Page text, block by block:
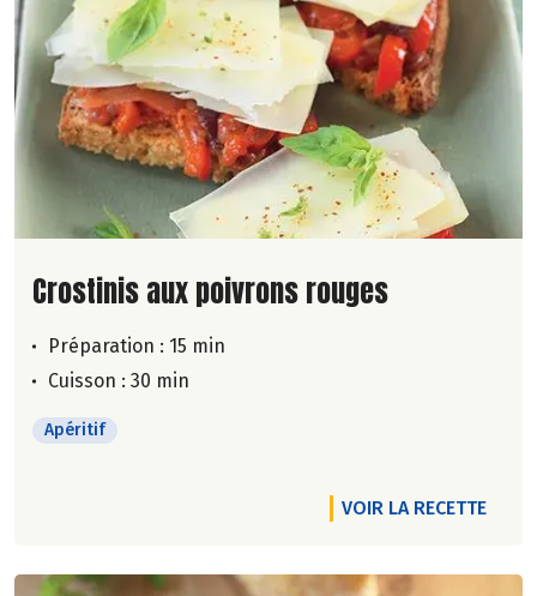
Lire la suite de la recette
Crostinis aux poivrons rouges
Préparation : 15 min
Cuisson : 30 min
Apéritif
VOIR LA RECETTE